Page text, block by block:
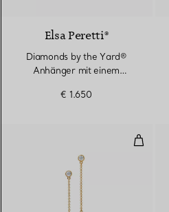
Elsa Peretti®
Diamonds by the Yard®
Anhänger mit einem
€ 1.650